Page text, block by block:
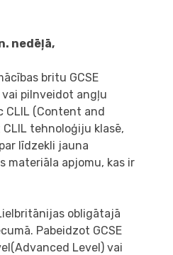
nedēļā,
britu GCSE
vai pilnveidot angļu
CLIL (Content and
tehnoloģiju klasē,
līdzekli jauna
materiāla apjomu, kas ir
obligātajā
Pabeidzot GCSE
Level) vai